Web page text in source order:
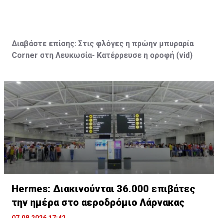
Διαβάστε επίσης: Στις φλόγες η πρώην μπυραρία
Corner στη Λευκωσία- Κατέρρευσε η οροφή (vid )
Hermes: Διακινούνται 36.000 επιβάτες
την ημέρα στο αεροδρόμιο Λάρνακας